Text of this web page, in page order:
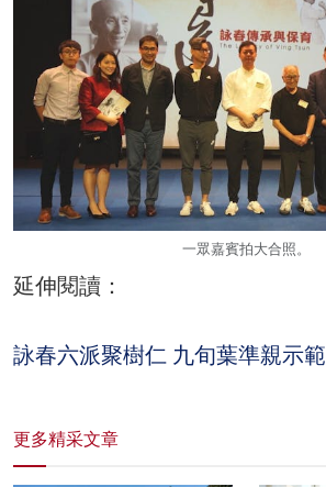
一眾嘉賓拍大合照。
延伸閱讀：
詠春六派聚樹仁 九旬葉準親示範
更多精采文章